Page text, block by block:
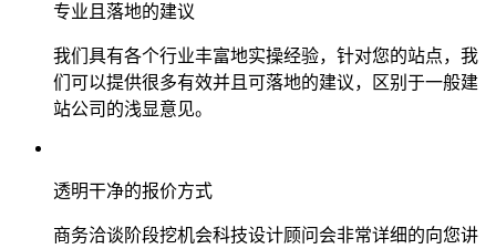
专业且落地的建议
我们具有各个行业丰富地实操经验，针对您的站点，我
们可以提供很多有效并且可落地的建议，区别于一般建
站公司的浅显意见。
透明干净的报价方式
商务洽谈阶段挖机会科技设计顾问会非常详细的向您讲